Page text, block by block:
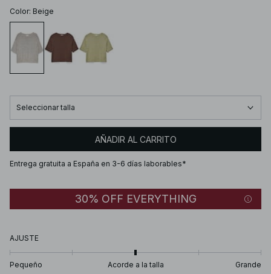
Color: Beige
Seleccionar talla
AÑADIR AL CARRITO
Entrega gratuita a España en 3-6 días laborables*
30% OFF EVERYTHING
AJUSTE
Pequeño Acorde a la talla Grande